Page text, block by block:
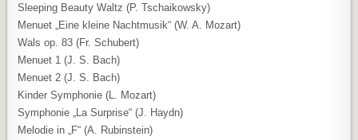
Sleeping Beauty Waltz (P. Tschaikowsky)
Menuet „Eine kleine Nachtmusik“ (W. A. Mozart)
Wals op. 83 (Fr. Schubert)
Menuet 1 (J. S. Bach)
Menuet 2 (J. S. Bach)
Kinder Symphonie (L. Mozart)
Symphonie „La Surprise“ (J. Haydn)
Melodie in „F“ (A. Rubinstein)